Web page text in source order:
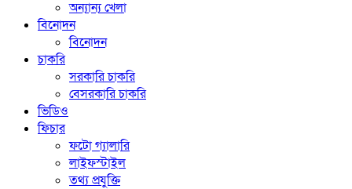
অন্যান্য খেলা
বিনোদন
বিনোদন
চাকরি
সরকারি চাকরি
বেসরকারি চাকরি
ভিডিও
ফিচার
ফটো গ্যালারি
লাইফস্টাইল
তথ্য প্রযুক্তি